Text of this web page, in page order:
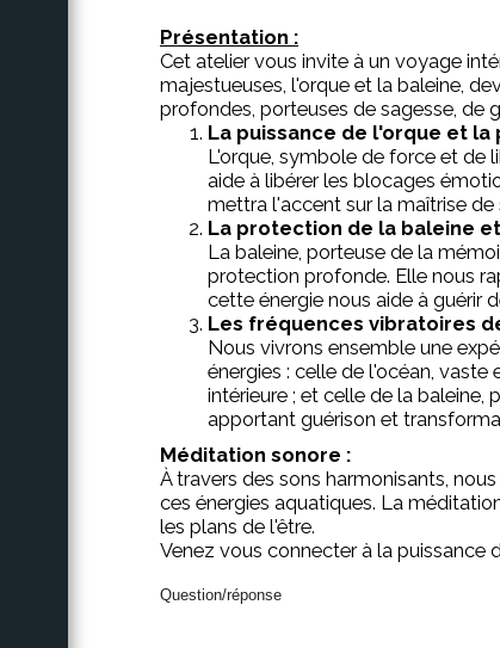
Présentation :
Cet atelier vous invite à un voyage
majestueuses, l'orque et la baleine,
profondes, porteuses de sagesse, de
La puissance de l'orque et la
L'orque, symbole de force et de
aide à libérer les blocages
mettra l'accent sur la maîtrise
La protection de la baleine
La baleine, porteuse de la
protection profonde. Elle nous
cette énergie nous aide à guérir
Les fréquences vibratoires
Nous vivrons ensemble une
énergies : celle de l'océan, vaste
intérieure ; et celle de la baleine,
apportant guérison et
Méditation sonore :
À travers des sons harmonisants,
ces énergies aquatiques. La
les plans de l'être.
Venez vous connecter à la puissance
Question/réponse